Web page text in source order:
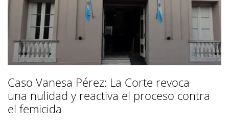
Caso Vanesa Pérez: La Corte revoca
una nulidad y reactiva el proceso contra
el femicida